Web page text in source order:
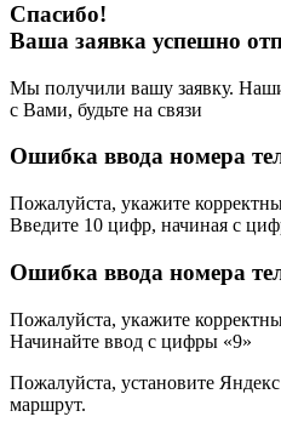
Спасибо!
Ваша заявка успешно
Мы получили вашу заявку.
с Вами, будьте на связи
Ошибка ввода номера
Пожалуйста, укажите
Введите 10 цифр, начиная с
Ошибка ввода номера
Пожалуйста, укажите
Начинайте ввод с цифры «9»
Пожалуйста, установите
маршрут.